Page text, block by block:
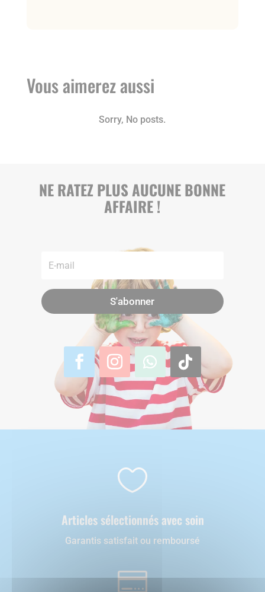
Vous aimerez aussi
Sorry, No posts.
NE RATEZ PLUS AUCUNE BONNE
AFFAIRE !
S'abonner

Articles sélectionnés avec soin
Garantis satisfait ou remboursé
